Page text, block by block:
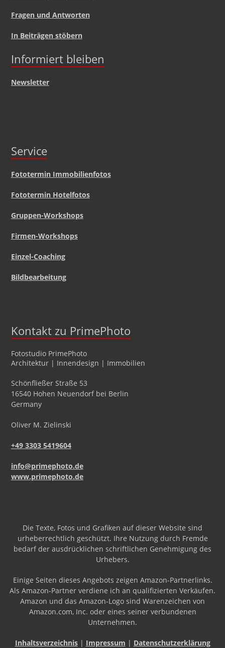
Fragen und Antworten
In Beiträgen stöbern
Informiert bleiben
Newsletter
Service
Fototermin Immobilienfotos
Fototermin Hotelfotos
Gruppen-Workshops
Firmen-Workshops
Einzel-Coaching
Bildbearbeitung
Kontakt zu PrimePhoto
Fotostudio PrimePhoto
Architektur | Innendesign | Immobilien
Schönfließer Straße 53
16540 Hohen Neuendorfbei Berlin
Germany
Oliver M. Zielinski
+49 3303 5419604
info@primephoto.de
www.primephoto.de
Die Texte, Fotos und Grafiken auf dieser Website sind
urheberrechtlich geschützt. Ihre Nutzung durch Fremde
bedarf der ausdrücklichen schriftlichen Genehmigung des
Urhebers.
Einige Seiten dieses Angebots zeigen Amazon-Partnerlinks.
Als Amazon-Partner verdiene ich an qualifizierten Verkäufen.
Amazon und das Amazon-Logo sind Warenzeichen von
Amazon.com, Inc. oder eines seiner verbundenen
Unternehmen.
Inhaltsverzeichnis| Impressum | Datenschutzerklärung